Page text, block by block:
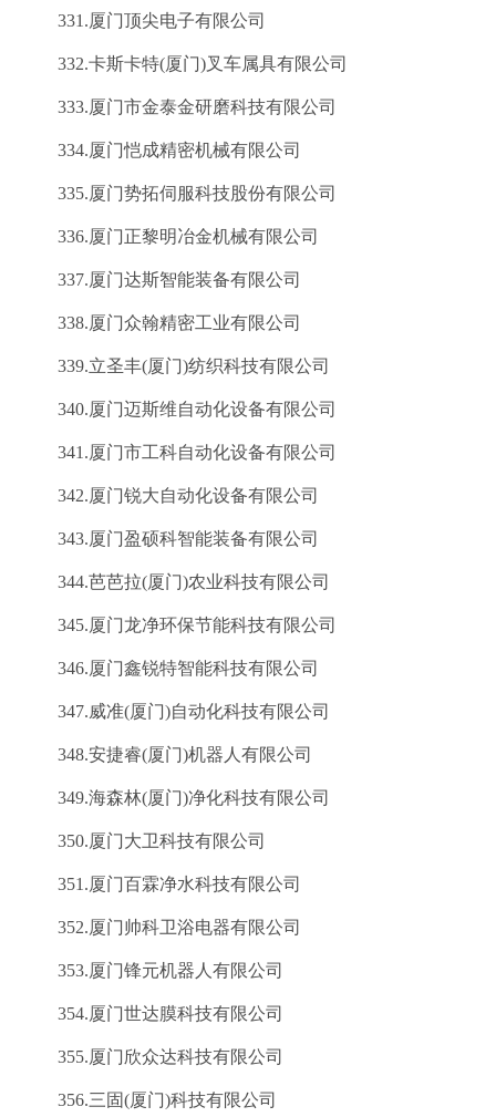
331.厦门顶尖电子有限公司
332.卡斯卡特(厦门)叉车属具有限公司
333.厦门市金泰金研磨科技有限公司
334.厦门恺成精密机械有限公司
335.厦门势拓伺服科技股份有限公司
336.厦门正黎明冶金机械有限公司
337.厦门达斯智能装备有限公司
338.厦门众翰精密工业有限公司
339.立圣丰(厦门)纺织科技有限公司
340.厦门迈斯维自动化设备有限公司
341.厦门市工科自动化设备有限公司
342.厦门锐大自动化设备有限公司
343.厦门盈硕科智能装备有限公司
344.芭芭拉(厦门)农业科技有限公司
345.厦门龙净环保节能科技有限公司
346.厦门鑫锐特智能科技有限公司
347.威准(厦门)自动化科技有限公司
348.安捷睿(厦门)机器人有限公司
349.海森林(厦门)净化科技有限公司
350.厦门大卫科技有限公司
351.厦门百霖净水科技有限公司
352.厦门帅科卫浴电器有限公司
353.厦门锋元机器人有限公司
354.厦门世达膜科技有限公司
355.厦门欣众达科技有限公司
356.三固(厦门)科技有限公司